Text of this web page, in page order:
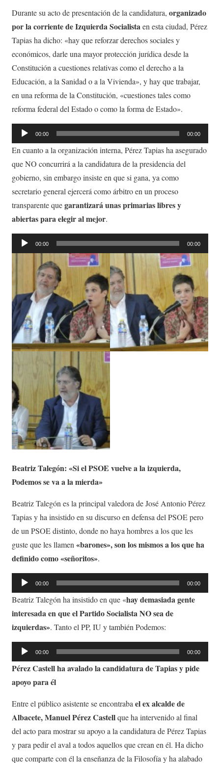
Durante su acto de presentación de la candidatura, organizado
por la corriente de Izquierda Socialistaen esta ciudad, Pérez
Tapias ha dicho: «hay que reforzar derechos sociales y
económicos, darle una mayor protección jurídica desde la
Constitución a cuestiones relativas como el derecho a la
Educación, a la Sanidad o a la Vivienda», y hay que trabajar,
en una reforma de la Constitución, «cuestiones tales como
reforma federal del Estado o como la forma de Estado».
Reproductor
de
00:00 00:00
En cuanto a la organización interna, Pérez Tapias ha asegurado
que NO concurrirá a la candidatura de la presidencia del
gobierno, sin embargo insiste en que si gana, ya como
secretario general ejercerá como árbitro en un proceso
transparente quegarantizará unas primarias libres y
abiertas para elegir al mejor.
Reproductor
de
00:00 00:00
Beatriz Talegón: «Si el PSOE vuelve a la izquierda,
Podemos se va a la mierda»
Beatriz Talegón es la principal valedora de José Antonio Pérez
Tapias y ha insistido en su discurso en defensa del PSOE pero
de un PSOE distinto, donde no haya hombres a los que les
guste que les llamen «barones», son los mismos a los que ha
definido como «señoritos».
Reproductor
de
00:00 00:00
Beatriz Talegón ha insistido en que «hay demasiada gente
interesada en que el Partido Socialista NO sea de
izquierdas». Tanto el PP, IU y también Podemos:
Reproductor
de
00:00 00:00
Pérez Castell ha avalado la candidatura de Tapias y pide
apoyo para él
Entre el público asistente se encontraba el ex alcalde de
Albacete, Manuel Pérez Castellque ha intervenido al final
del acto para mostrar su apoyo a la candidatura de Pérez Tapias
y para pedir el aval a todos aquellos que crean en él. Ha dicho
que comparte con él la enseñanza de la Filosofía y ha alabado